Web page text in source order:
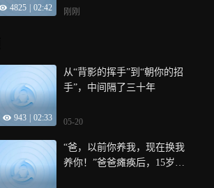
4825 02:42 刚刚
943 02:33
从“背影的挥手”到“朝你的招
手”，中间隔了三十年
05-20
“爸，以前你养我，现在换我
养你！”爸爸瘫痪后，15岁少